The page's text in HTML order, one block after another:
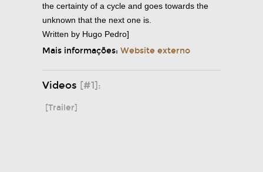
the certainty of a cycle and goes towards the
unknown that the next one is.
Written by Hugo Pedro]
Mais informações: Website externo
Videos [#1]:
[Trailer]